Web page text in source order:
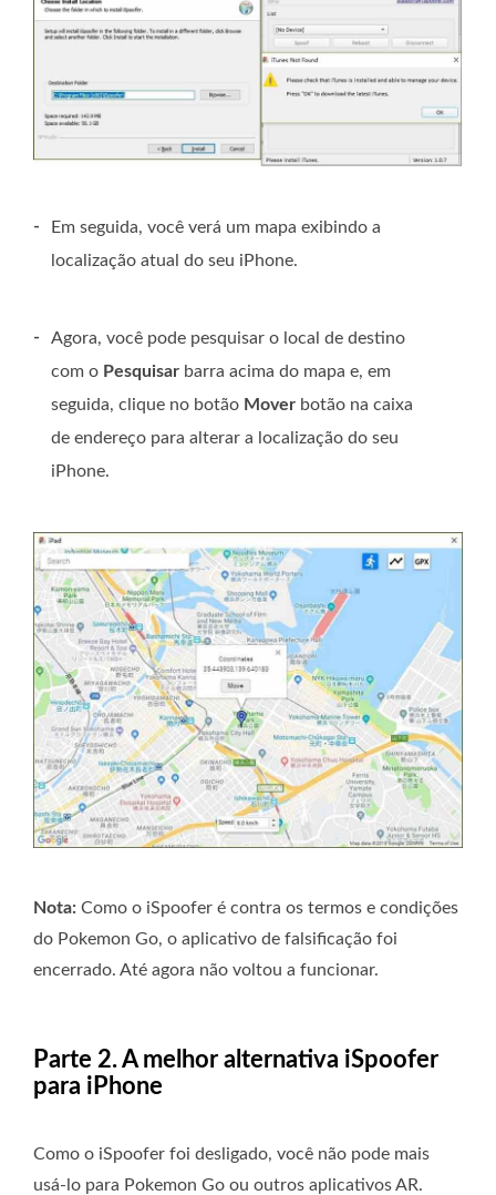
-
Em seguida, você verá um mapa exibindo a
localização atual do seu iPhone.
-
Agora, você pode pesquisar o local de destino
com o Pesquisar barra acima do mapa e, em
seguida, clique no botão Mover botão na caixa
de endereço para alterar a localização do seu
iPhone.
Nota: Como o iSpoofer é contra os termos e condições
do Pokemon Go, o aplicativo de falsificação foi
encerrado. Até agora não voltou a funcionar.
Parte 2. A melhor alternativa iSpoofer
para iPhone
Como o iSpoofer foi desligado, você não pode mais
usá-lo para Pokemon Go ou outros aplicativos AR.